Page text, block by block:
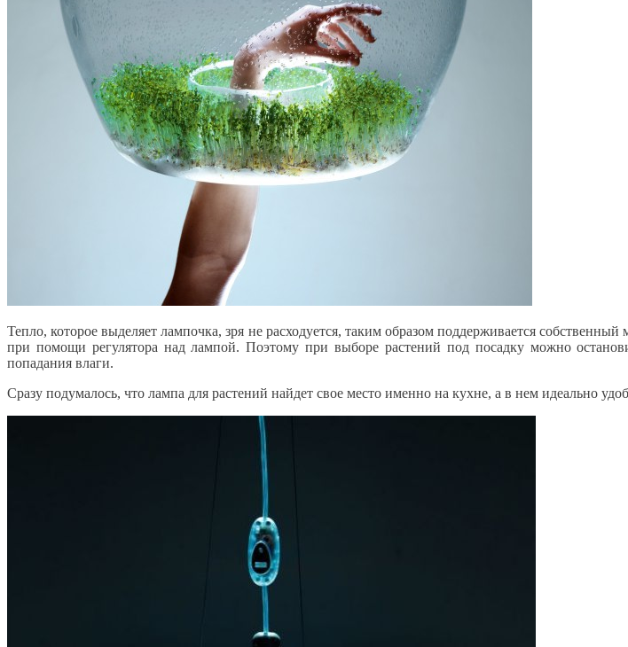
Тепло, которое выделяет лампочка, зря не расходуется, таким образом поддерживается
при помощи регулятора над лампой. Поэтому при выборе растений под посадку можно
попадания влаги.
Сразу подумалось, что лампа для растений найдет свое место именно на кухне, а в нем идеально